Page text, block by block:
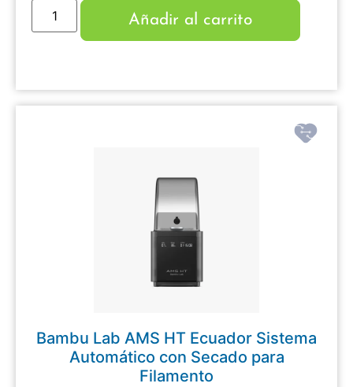
Añadir al carrito
Bambu Lab AMS HT Ecuador Sistema
Automático con Secado para
Filamento